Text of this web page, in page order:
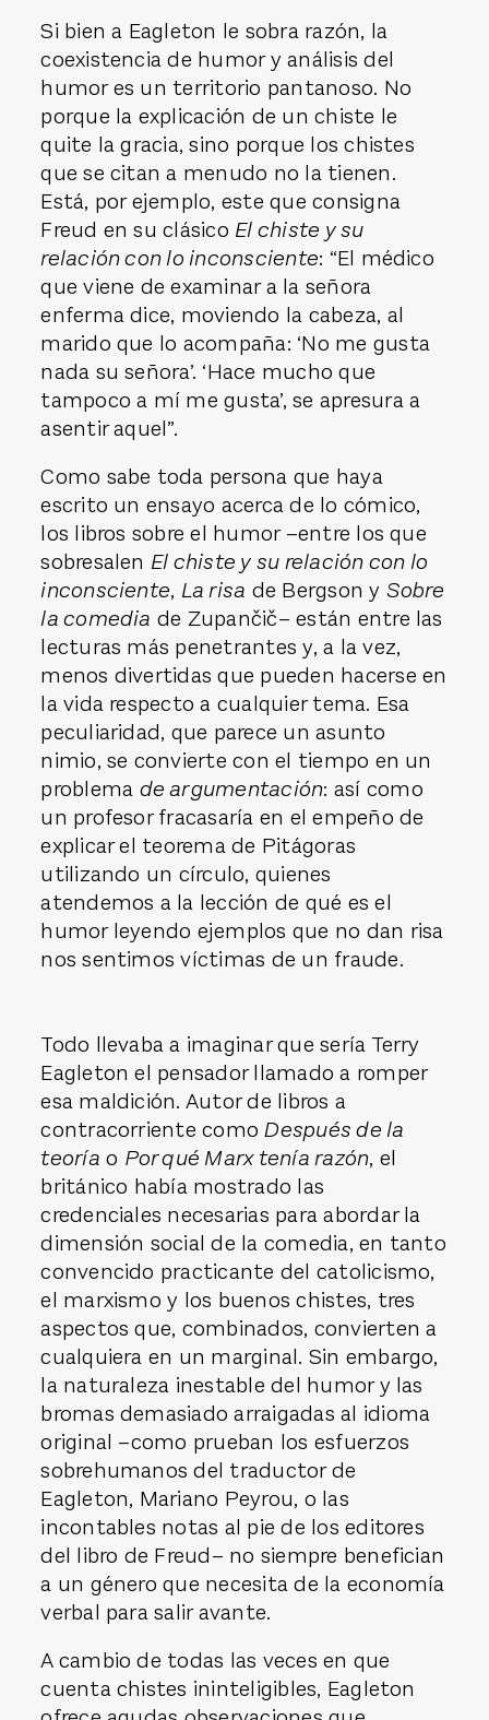
Si bien a Eagleton le sobra razón, la
coexistencia de humor y análisis del
humor es un territorio pantanoso. No
porque la explicación de un chiste le
quite la gracia, sino porque los chistes
que se citan a menudo no la tienen.
Está, por ejemplo, este que consigna
Freud en su clásico El chiste y su
relación con lo inconsciente: “El médico
que viene de examinar a la señora
enferma dice, moviendo la cabeza, al
marido que lo acompaña: ‘No me gusta
nada su señora’. ‘Hace mucho que
tampoco a mí me gusta’, se apresura a
asentir aquel”.
Como sabe toda persona que haya
escrito un ensayo acerca de lo cómico,
los libros sobre el humor –entre los que
sobresalen El chiste y su relación con lo
inconsciente, La risa de Bergson y Sobre
la comedia de Zupančič– están entre las
lecturas más penetrantes y, a la vez,
menos divertidas que pueden hacerse en
la vida respecto a cualquier tema. Esa
peculiaridad, que parece un asunto
nimio, se convierte con el tiempo en un
problema de argumentación: así como
un profesor fracasaría en el empeño de
explicar el teorema de Pitágoras
utilizando un círculo, quienes
atendemos a la lección de qué es el
humor leyendo ejemplos que no dan risa
nos sentimos víctimas de un fraude.
Todo llevaba a imaginar que sería Terry
Eagleton el pensador llamado a romper
esa maldición. Autor de libros a
contracorriente comoDespués de la
teoría o Por qué Marx tenía razón, el
británico había mostrado las
credenciales necesarias para abordar la
dimensión social de la comedia, en tanto
convencido practicante del catolicismo,
el marxismo y los buenos chistes, tres
aspectos que, combinados, convierten a
cualquiera en un marginal. Sin embargo,
la naturaleza inestable del humor y las
bromas demasiado arraigadas al idioma
original –como prueban los esfuerzos
sobrehumanos del traductor de
Eagleton, Mariano Peyrou, o las
incontables notas al pie de los editores
del libro de Freud– no siempre benefician
a un género que necesita de la economía
verbal para salir avante.
A cambio de todas las veces en que
cuenta chistes ininteligibles, Eagleton